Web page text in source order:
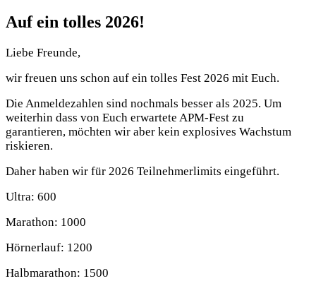
Auf ein tolles 2026!
Liebe Freunde,
wir freuen uns schon auf ein tolles Fest 2026 mit Euch.
Die Anmeldezahlen sind nochmals besser als 2025. Um
weiterhin dass von Euch erwartete APM-Fest zu
garantieren, möchten wir aber kein explosives Wachstum
riskieren.
Daher haben wir für 2026 Teilnehmerlimits eingeführt.
Ultra: 600
Marathon: 1000
Hörnerlauf: 1200
Halbmarathon: 1500